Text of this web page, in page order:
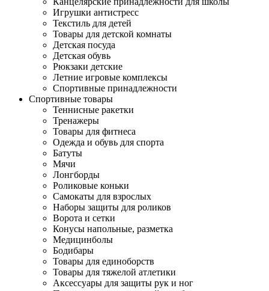
Игрушки антистресс
Текстиль для детей
Товары для детской комнаты
Детская посуда
Детская обувь
Рюкзаки детские
Летние игровые комплексы
Спортивные принадлежности
Спортивные товары
Теннисные ракетки
Тренажеры
Товары для фитнеса
Одежда и обувь для спорта
Батуты
Мячи
Лонгборды
Роликовые коньки
Самокаты для взрослых
Наборы защиты для роликов
Ворота и сетки
Конусы напольные, разметка
Медицинболы
Бодибары
Товары для единоборств
Товары для тяжелой атлетики
Аксессуары для защиты рук и ног